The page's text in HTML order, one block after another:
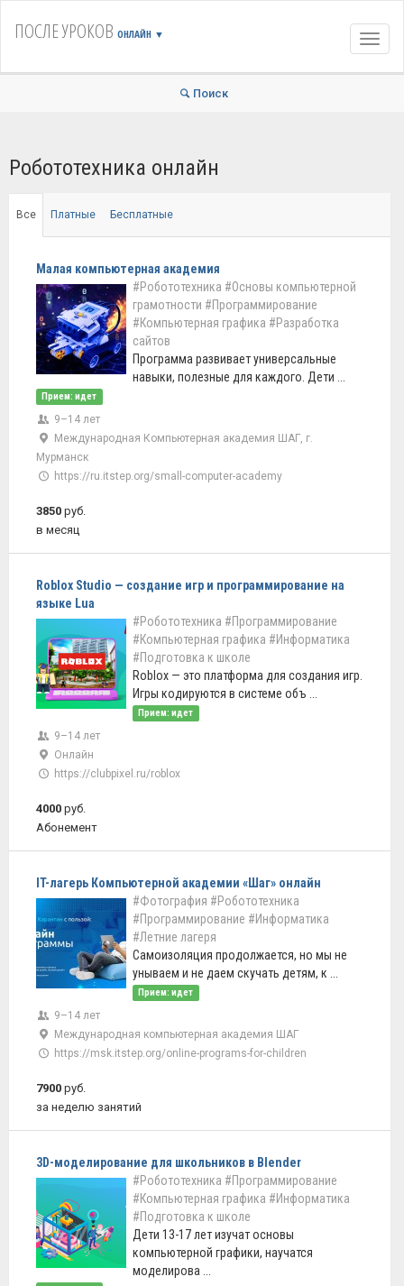
ПОСЛЕ УРОКОВ ОНЛАЙН ▼
Поиск
Робототехника онлайн
Все Платные Бесплатные
Малая компьютерная академия
#Робототехника #Основы компьютерной
грамотности #Программирование
#Компьютерная графика #Разработка
сайтов
Программа развивает универсальные
навыки, полезные для каждого. Дети ...
Прием: идет
9–14 лет
Международная Компьютерная академия ШАГ, г.
Мурманск
https://ru.itstep.org/small-computer-academy
3850 руб.
в месяц
Roblox Studio — создание игр и программирование на
языке Lua
#Робототехника #Программирование
#Компьютерная графика #Информатика
#Подготовка к школе
Roblox — это платформа для создания игр.
Игры кодируются в системе объ ...
Прием: идет
9–14 лет
Онлайн
https://clubpixel.ru/roblox
4000 руб.
Абонемент
IT-лагерь Компьютерной академии «Шаг» онлайн
#Фотография #Робототехника
#Программирование #Информатика
#Летние лагеря
Самоизоляция продолжается, но мы не
унываем и не даем скучать детям, к ...
Прием: идет
9–14 лет
Международная компьютерная академия ШАГ
https://msk.itstep.org/online-programs-for-children
7900 руб.
за неделю занятий
3D-моделирование для школьников в Blender
#Робототехника #Программирование
#Компьютерная графика #Информатика
#Подготовка к школе
Дети 13-17 лет изучат основы
компьютерной графики, научатся
моделирова ...